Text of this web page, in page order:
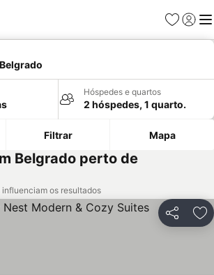
Favoritos
Iniciar
Hóspedes e quartos
2 hóspedes, 1 quarto.
Filtrar Mapa
Belgrado perto de
os resultados
Partilhar